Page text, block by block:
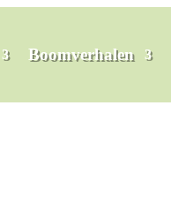
Boomverhalen